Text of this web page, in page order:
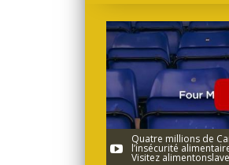
Quatre millions de
l’insécurité
Visitez